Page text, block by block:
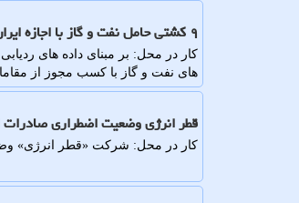
۹ کشتی حامل نفت و گاز با اجازه ایران از تنگه هرمز گذشتند
های نفت و گاز با کسب مجوز از
قطر انرژی وضعیت اضطراری
کار در محل: شرکت «قطر انرژی»